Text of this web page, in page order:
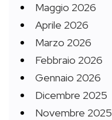
Maggio 2026
Aprile 2026
Marzo 2026
Febbraio 2026
Gennaio 2026
Dicembre 2025
Novembre 2025